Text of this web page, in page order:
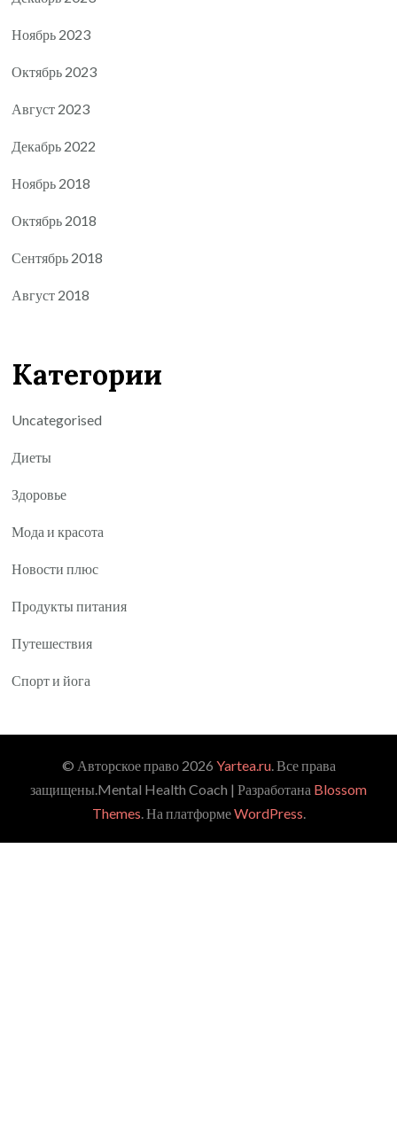
Ноябрь 2023
Октябрь 2023
Август 2023
Декабрь 2022
Ноябрь 2018
Октябрь 2018
Сентябрь 2018
Август 2018
Категории
Uncategorised
Диеты
Здоровье
Мода и красота
Новости плюс
Продукты питания
Путешествия
Спорт и йога
© Авторское право 2026 Yartea.ru. Все права
защищены.Mental Health Coach | Разработана Blossom
Themes. На платформеWordPress.